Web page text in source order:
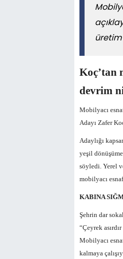
Koç’tan
devrim
Mobilyacı
Adayı Zafer
Adaylığı
yeşil
söyledi. Yerel
mobilyacı
KABINA
Şehrin dar
“Çeyrek
Mobilyacı
kalmaya